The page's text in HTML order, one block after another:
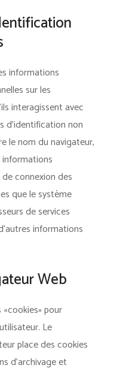
informations
sur les
interagissent avec
d’identification non
le nom du navigateur,
connexion des
que le système
de services
informations
Web
pour
Le
place des cookies
d’archivage et